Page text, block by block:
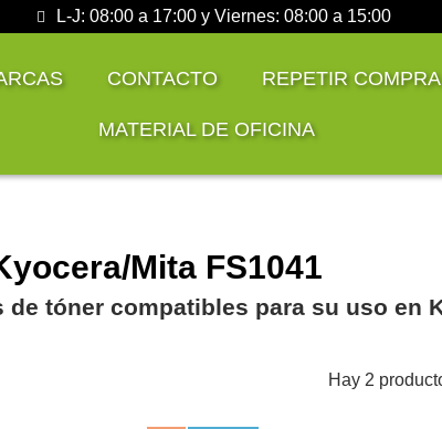
L-J: 08:00 a 17:00 y Viernes: 08:00 a 15:00
CONTACTO REPETIR COMPRA
MATERIAL DE OFICINA
Mita FS1041
de tóner compatibles para su uso en
Hay 2